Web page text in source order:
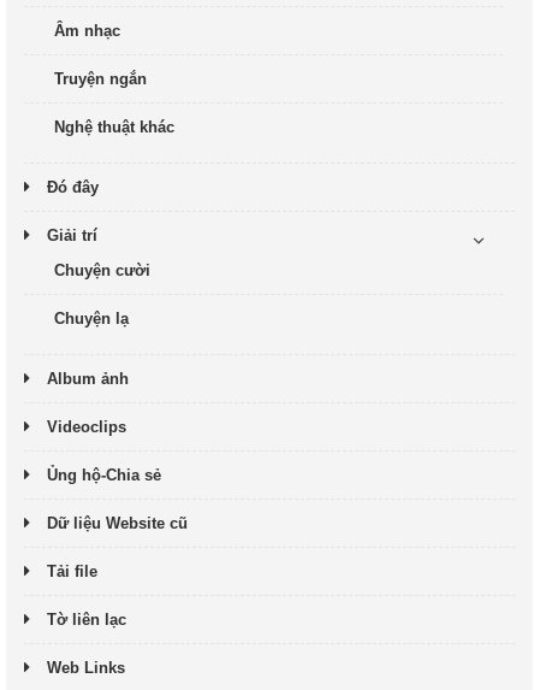
Âm nhạc
Truyện ngắn
Nghệ thuật khác
Đó đây
Giải trí
Chuyện cười
Chuyện lạ
Album ảnh
Videoclips
Ủng hộ-Chia sẻ
Dữ liệu Website cũ
Tải file
Tờ liên lạc
Web Links